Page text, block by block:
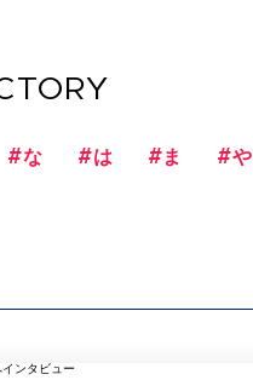
#な #は #ま #や